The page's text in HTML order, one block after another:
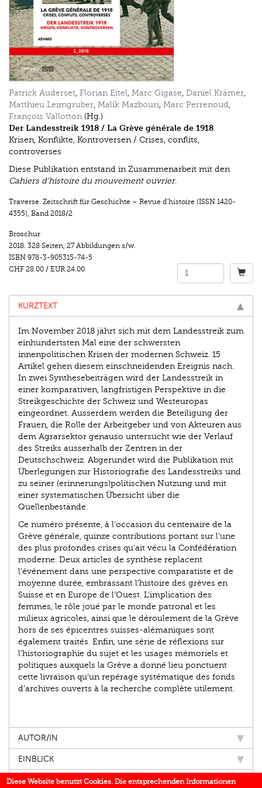
Patrick Auderset Florian Eitel Marc Gigase Daniel Krämer
Matthieu Leimgruber Malik Mazbouri Marc Perrenoud
François Vallotton (Hg.)
Der Landesstreik 1918 / La Grève générale de 1918
Krisen, Konflikte, Kontroversen / Crises, conflits,
controverses
Diese Publikation entstand in Zusammenarbeit mit den
Cahiers d'histoire du ­mouvement ouvrier.
Traverse. Zeitschrift für Geschichte – Revue d’histoire (ISSN 1420-
4355), Band 2018/2
Broschur
2018. 328 Seiten, 27 Abbildungen s/w.
ISBN 978-3-905315-74-5
CHF 28.00 / EUR 24.00
KURZTEXT
Im November 2018 jährt sich mit dem Landes­streik zum
einhundertsten Mal eine der schwersten
innenpolitischen Krisen der modernen Schweiz. 15
Artikel gehen diesem einschneidenden Ereignis nach.
In zwei Synthesebeiträgen wird der Landesstreik in
einer komparativen, langfristigen Perspektive in die
Streikgeschichte der Schweiz und Westeuropas
eingeordnet. Ausserdem werden die Beteiligung der
Frauen, die Rolle der Arbeitgeber und von Akteuren aus
dem Agrarsektor genauso untersucht wie der Verlauf
des Streiks ausserhalb der Zentren in der
Deutschschweiz. Abgerundet wird die Publikation mit
Überlegungen zur Historiografie des Landesstreiks und
zu seiner (erinnerungs)politischen Nutzung und mit
einer systematischen Übersicht über die
Quellenbestände.
Ce numéro présente, à l’occasion du centenaire de la
Grève générale, quinze contributions portant sur l’une
des plus profondes crises qu’ait vécu la Confédération
moderne. Deux articles de synthèse replacent
l’événement dans une perspective comparatiste et de
moyenne durée, embrassant l’histoire des grèves en
Suisse et en Europe de l’Ouest. L’implication des
femmes, le rôle joué par le monde patronal et les
milieux agricoles, ainsi que le déroulement de la Grève
hors de ses épicentres suisses-alémaniques sont
également traités. Enfin, une série de réflexions sur
l’historiographie du sujet et les usages mémoriels et
politiques auxquels la Grève a donné lieu ponctuent
cette livraison qu’un repérage systématique des fonds
d’archives ouverts à la recherche complète utilement.
AUTOR/IN
EINBLICK
IN DEN MEDIEN
Diese Website benutzt Cookies. Die entsprechenden Informationen